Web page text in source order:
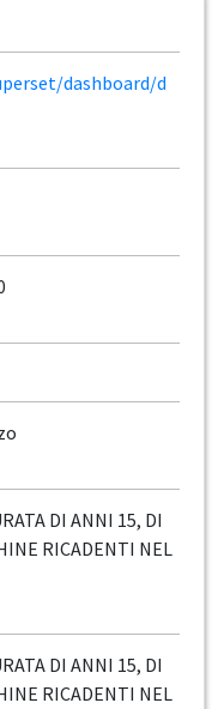
dashboard/d
DI ANNI 15, DI
RICADENTI NEL
DI ANNI 15, DI
RICADENTI NEL